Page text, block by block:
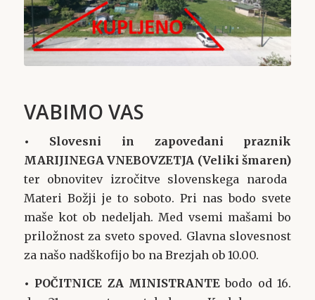
VABIMO VAS
• Slovesni in zapovedani praznik
MARIJINEGA VNEBOVZETJA (Veliki šmaren)
ter obnovitev izročitve slovenskega naroda
Materi Božji je to soboto. Pri nas bodo svete
maše kot ob nedeljah. Med vsemi mašami bo
priložnost za sveto spoved. Glavna slovesnost
za našo nadškofijo bo na Brezjah ob 10.00.
• POČITNICE ZA MINISTRANTE bodo od 16.